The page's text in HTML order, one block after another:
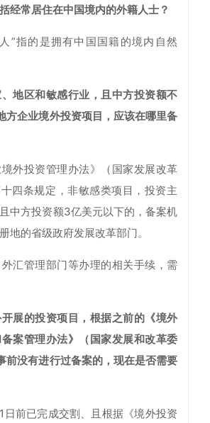
经常居住在中国境内的外籍人士？
”指的是拥有中国国籍的境内自然
地区和敏感行业，且中方投资额不
方企业境外投资项目，应该在哪里备
外投资管理办法》（国家发展改革
四条规定，非敏感类项目，投资主
中方投资额3亿美元以下的，备案机
地的省级政府发展改革部门。
汇管理部门等办理的相关手续，需
展的投资项目，根据之前的《境外
案管理办法》（国家发展和改革委
前没有进行过备案的，现在是否需要
日前已完成交割、且根据《境外投资